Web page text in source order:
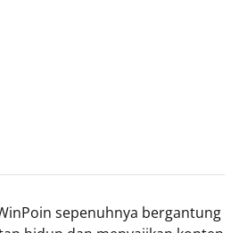
sepenuhnya bergantung